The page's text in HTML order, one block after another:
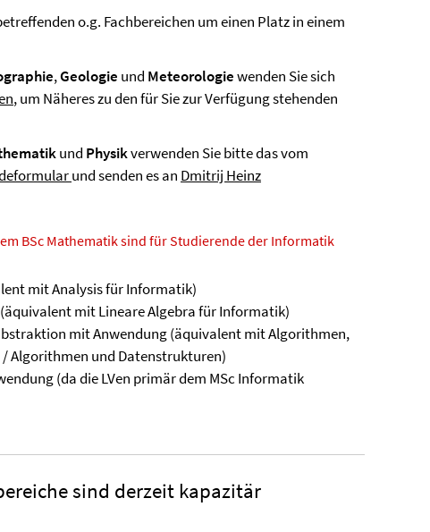
o.g. Fachbereichen um einen Platz in einem
,Geologie und Meteorologiewenden Sie sich
, um Näheres zu den für Sie zur Verfügung stehenden
und Physikverwenden Sie bitte das vom
und senden es an Dmitrij Heinz
BSc Mathematik sind für Studierende der Informatik
mit Analysis für Informatik)
(äquivalent mit Lineare Algebra für Informatik)
mit Anwendung (äquivalent mit Algorithmen,
Algorithmen und Datenstrukturen)
(da die LVen primär dem MSc Informatik
sind derzeit kapazitär